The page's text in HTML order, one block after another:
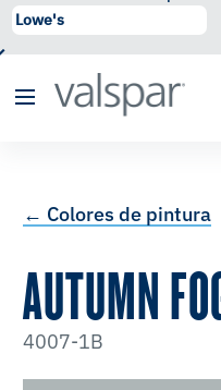
se ha
← Colores de pintura
AUTUMN
4007-1B